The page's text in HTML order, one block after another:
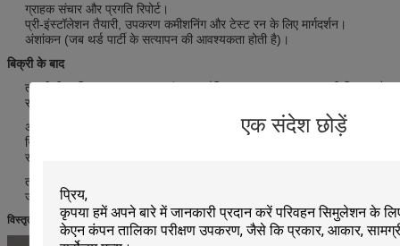
एक संदेश छोड़ें
ग्राहक संचार और प्रगति रिपोर्ट।
प्री-इंस्टॉलेशन तैयारी, उपकरण कमीशनिंग और टेस्ट रन के लिए मार्गदर्शन।
अंशांकन (जब थर्ड पार्टी के सत्यापन की आवश्यकता होती है)।
बिक्री के बाद
तकनीकी प्रशिक्षण: उपकरण का संचालन, दैनिक रखरखाव, सामान्य गलती निदान और
समस्या निवारण।
अनुसूचित ऑन-साइट सेवा: उपकरण और मानववंशीय खतरों को खत्म करने के लिए
जितनी जल्दी हो सके समस्या का पता लगाना।
संचालन के साथ-साथ नवीनतम तकनीकी जानकारी के वितरण को सुनिश्चित करना है।
तकनीकी सहायता: ग्राहक की जरूरतों के अनुसार विशेष भुगतान सेवाएं प्रदान की
जाती हैं।
विस्तृत चित्र: